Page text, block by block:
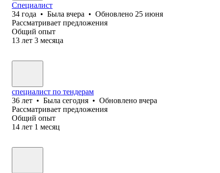
Специалист
34 года • Была вчера • Обновлено 25 июня
Рассматривает предложения
Общий опыт
13 лет 3 месяца
специалист по тендерам
36 лет • Была сегодня • Обновлено вчера
Рассматривает предложения
Общий опыт
14 лет 1 месяц